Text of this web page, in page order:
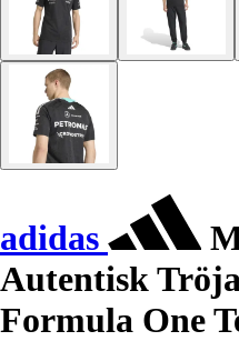
adidas
Autentisk
Formula One